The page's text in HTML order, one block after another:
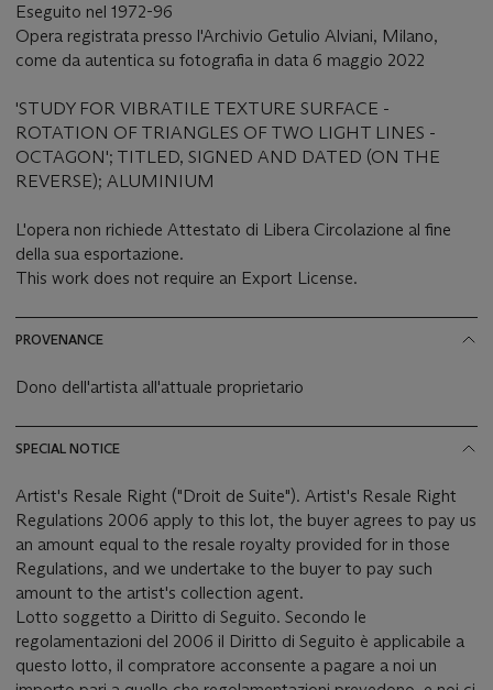
Eseguito nel 1972-96
Opera registrata presso l'Archivio Getulio Alviani, Milano,
come da autentica su fotografia in data 6 maggio 2022
'STUDY FOR VIBRATILE TEXTURE SURFACE -
ROTATION OF TRIANGLES OF TWO LIGHT LINES -
OCTAGON'; TITLED, SIGNED AND DATED (ON THE
REVERSE); ALUMINIUM
L'opera non richiede Attestato di Libera Circolazione al fine
della sua esportazione.
This work does not require an Export License.
PROVENANCE
Dono dell'artista all'attuale proprietario
SPECIAL NOTICE
Artist's Resale Right ("Droit de Suite"). Artist's Resale Right
Regulations 2006 apply to this lot, the buyer agrees to pay us
an amount equal to the resale royalty provided for in those
Regulations, and we undertake to the buyer to pay such
amount to the artist's collection agent.
Lotto soggetto a Diritto di Seguito. Secondo le
regolamentazioni del 2006 il Diritto di Seguito è applicabile a
questo lotto, il compratore acconsente a pagare a noi un